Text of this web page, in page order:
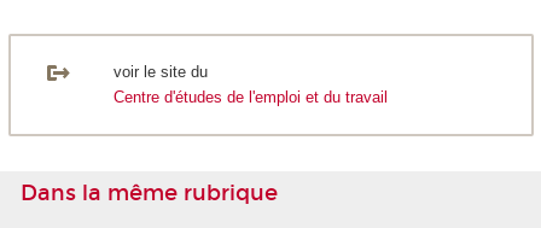
voir le site du
Centre d'études de l'emploi et du travail
Dans la même rubrique